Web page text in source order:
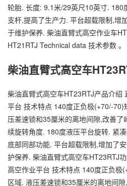
轮胎. 长度: 9.1米/29英尺10英寸. 180
支杆,提高了生产力. 平台超载限制,增
于维护保养. 柴油直臂式高空作业车
HT21RTJ Technical data 技术参数 。
柴油直臂式高空车
柴油直臂式高空车HT23RTJ产品介绍
平台 技术特点 140度正负极(+70/-
压差速锁和35厘米的离地间隙,改善
续旋转角度. 180度液压平台旋转. 紧
底部同部功能. 平台超载限制,增加了
护保养. 柴油直臂式高空车HT23RTJ
高空作业平台 技术特点 140度正负极
区域. 液压差速锁和35厘米的离地间